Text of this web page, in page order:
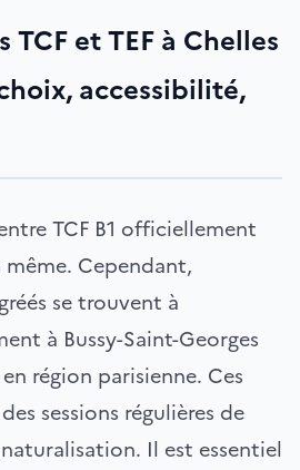
TCF et TEF à Chelles
accessibilité,
TCF B1 officiellement
même. Cependant,
se trouvent à
à Bussy-Saint-Georges
région parisienne. Ces
sessions régulières de
Il est essentiel